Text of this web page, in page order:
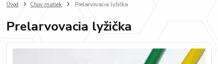
Úvod Chov matiek Prelarvovacia lyžička
Prelarvovacia lyžička